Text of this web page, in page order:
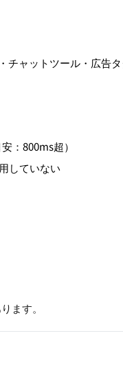
チャットツール・広告
：800ms超）
していない
ます。